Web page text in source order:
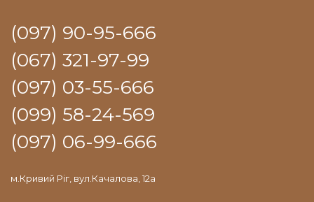
(097) 90-95-666
(067) 321-97-99
(097) 03-55-666
(099) 58-24-569
(097) 06-99-666
м.Кривий Ріг, вул.Качалова, 12а